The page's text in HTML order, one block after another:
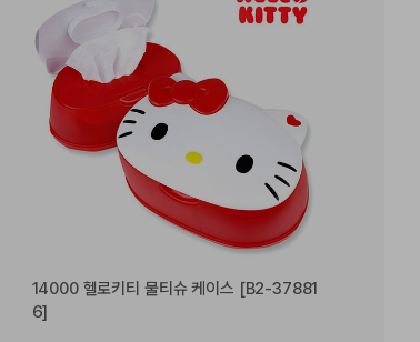
14000 헬로키티 물티슈 케이스 [B2-37881
6]